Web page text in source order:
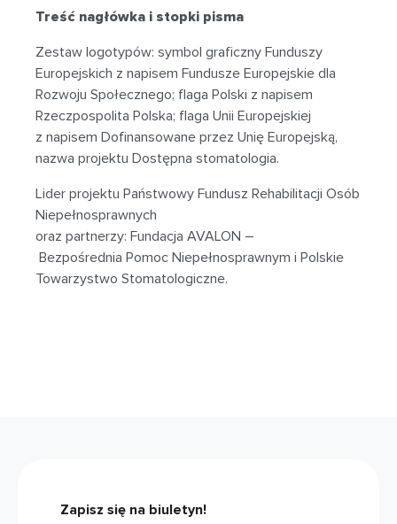
Treść nagłówka i stopki pisma
Zestaw logotypów: symbol graficzny Funduszy
Europejskich z napisem Fundusze Europejskie dla
Rozwoju Społecznego; flaga Polski z napisem
Rzeczpospolita Polska; flaga Unii Europejskiej
z napisem Dofinansowane przez Unię Europejską,
nazwa projektu Dostępna stomatologia.
Lider projektu Państwowy Fundusz Rehabilitacji Osób
Niepełnosprawnych
oraz partnerzy: Fundacja AVALON –
Bezpośrednia Pomoc Niepełnosprawnym i Polskie
Towarzystwo Stomatologiczne.
Zapisz się na biuletyn!